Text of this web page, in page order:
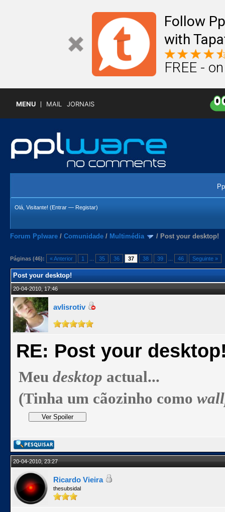
Follow
with
FREE -
MENU MAIL JORNAIS
Olá, Visitante! (Entrar — Registar)
Forum Pplware / Comunidade / Multimédia / Post your desktop!
Páginas (46): « Anterior 1 35 36 37 38 39 46 Seguinte »
Post your desktop!
20-04-2010, 17:46
avlisrotiv
RE: Post your
Meu desktop actual...
(Tinha um cãozinho como
20-04-2010, 23:27
Ricardo Vieira
thesubsidal